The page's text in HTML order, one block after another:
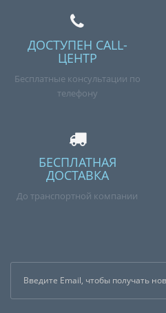
ДОСТУПЕН CALL-
ЦЕНТР
Бесплатные консультации по
телефону
БЕСПЛАТНАЯ
ДОСТАВКА
До транспортной компании